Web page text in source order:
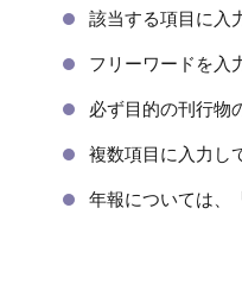
該当する項目に入
フリーワードを入
必ず目的の刊行物
複数項目に入力し
年報については、